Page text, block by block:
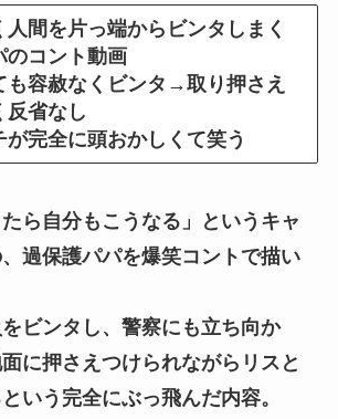
人間を片っ端からビンタしまく
のコント動画
も容赦なくビンタ→取り押さえ
反省なし
が完全に頭おかしくて笑う
たら自分もこうなる」というキャ
過保護パパを爆笑コントで描い
ビンタし、警察にも立ち向か
に押さえつけられながらリスと
いう完全にぶっ飛んだ内容。